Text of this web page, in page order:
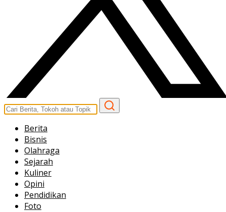
Berita
Bisnis
Olahraga
Sejarah
Kuliner
Opini
Pendidikan
Foto